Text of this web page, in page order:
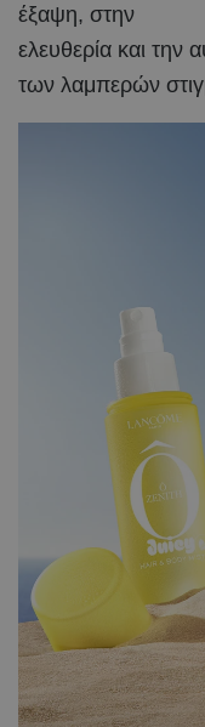
έξαψη, στην
ελευθερία και την
των λαμπερών